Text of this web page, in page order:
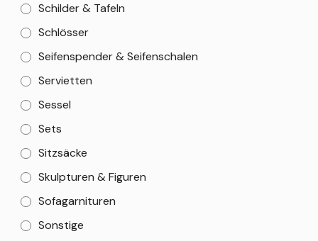
Schilder & Tafeln
Schlösser
Seifenspender & Seifenschalen
Servietten
Sessel
Sets
Sitzsäcke
Skulpturen & Figuren
Sofagarnituren
Sonstige